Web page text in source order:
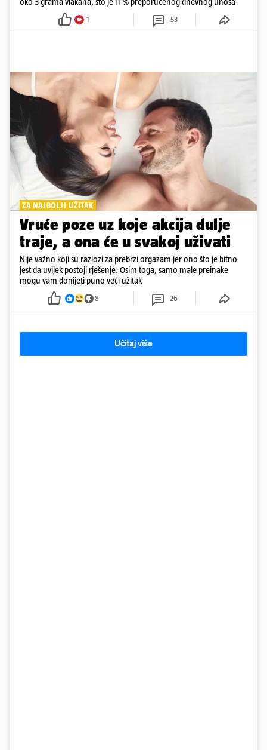
1 53
ZA NAJBOLJI UŽITAK
Vruće poze uz koje akcija dulje
traje, a ona će u svakoj uživati
Nije važno koji su razlozi za prebrzi orgazam jer ono što je bitno
jest da uvijek postoji rješenje. Osim toga, samo male preinake
mogu vam donijeti puno veći užitak
8 26
Učitaj više